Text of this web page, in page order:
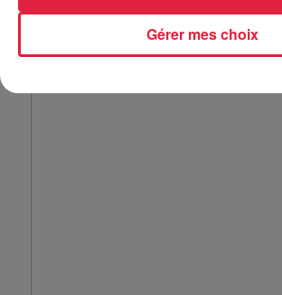
Gérer mes choix